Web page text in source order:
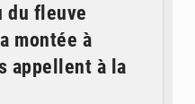
du fleuve
montée à
appellent à la